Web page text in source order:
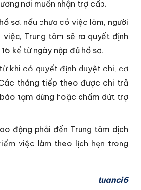
nơi muốn nhận trợ cấp.
sơ, nếu chưa có việc làm, người
Trung tâm sẽ ra quyết định
kể từ ngày nộp đủ hồ sơ.
khi có quyết định duyệt chi, cơ
tháng tiếp theo được chi trả
tạm dừng hoặc chấm dứt trợ
động phải đến Trung tâm dịch
việc làm theo lịch hẹn trong
tuanci6